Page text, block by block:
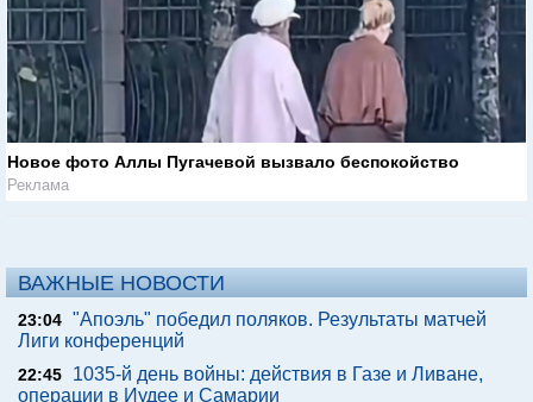
Новое фото Аллы Пугачевой вызвало беспокойство
Реклама
ВАЖНЫЕ НОВОСТИ
23:04 "Апоэль" победил поляков. Результаты матчей
Лиги конференций
22:45
1035-й день войны: действия в Газе и Ливане,
операции в Иудее и Самарии